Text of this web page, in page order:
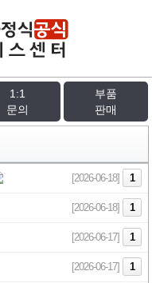
1:1
문의
부품
판매
[2026-06-18] 1
[2026-06-18] 1
[2026-06-17] 1
[2026-06-17] 1